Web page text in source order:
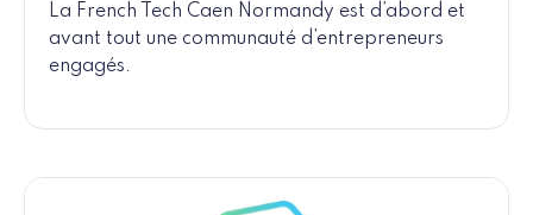
La French Tech Caen Normandy est d’abord et
avant tout une communauté d’entrepreneurs
engagés.